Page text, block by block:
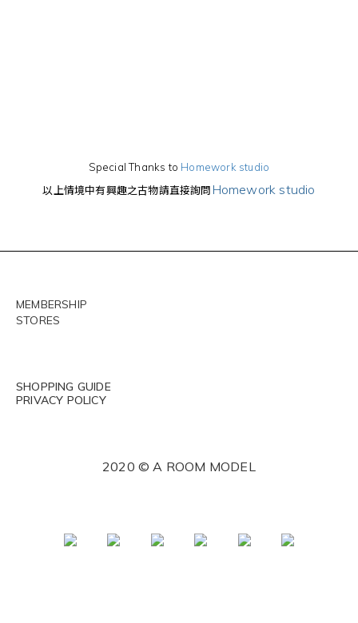
Special Thanks to Homework studio
以上情境中有興趣之古物請直接詢問 Homework studio
MEMBERSHIP
STORES
SHOPPING GUIDE
PRIVACY POLICY
2020 © A ROOM MODEL